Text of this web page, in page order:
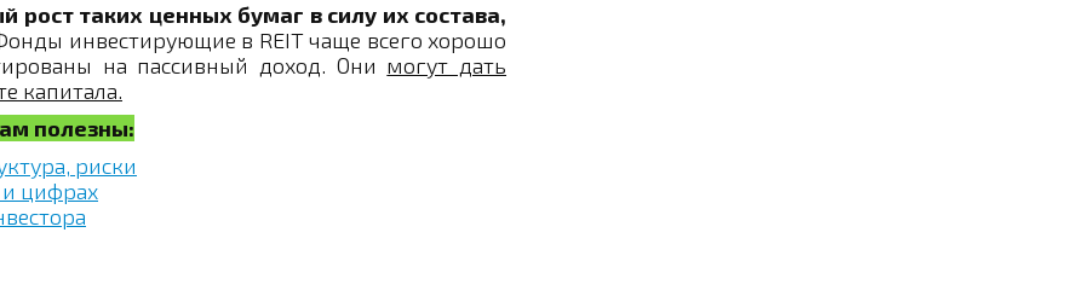
рост таких ценных бумаг в силу их состава,
инвестирующие в REIT чаще всего хорошо
на пассивный доход. Они могут дать
капитала.
полезны:
риски
и цифрах